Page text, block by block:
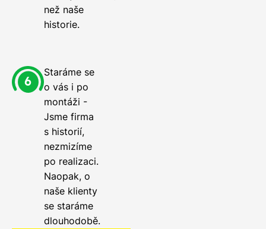
než naše
historie.
Staráme se
o vás i po
montáži -
Jsme firma
s historií,
nezmizíme
po realizaci.
Naopak, o
naše klienty
se staráme
dlouhodobě.